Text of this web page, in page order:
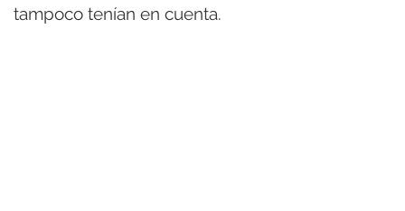
tampoco tenían en cuenta.